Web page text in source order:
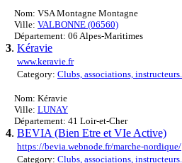
Nom: VSA Montagne Montagne
Ville: VALBONNE (06560)
Département: 06 Alpes-Maritimes
3. Kéravie
www.keravie.fr
Category: Clubs, associations, instructeurs.
Nom: Kéravie
Ville: LUNAY
Département: 41 Loir-et-Cher
4. BEVIA (Bien Etre et VIe Active)
https://bevia.webnode.fr/marche-nordique/
Category: Clubs, associations, instructeurs.